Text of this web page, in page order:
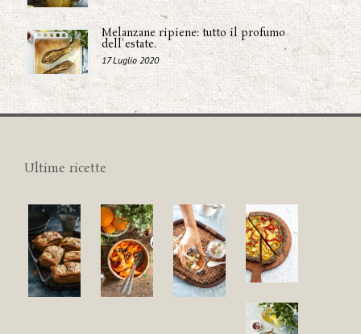
Melanzane ripiene: tutto il profumo
dell'estate.
17 Luglio 2020
Ultime ricette